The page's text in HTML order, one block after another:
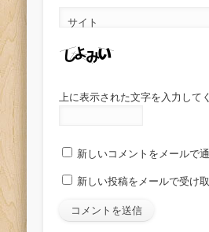
サイト
上に表示された文字を入力して
新しいコメントをメールで
新しい投稿をメールで受け